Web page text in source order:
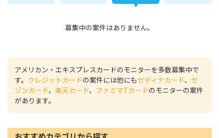
募集中の案件はありません。
アメリカン・エキスプレスカードのモニターを多数募集中で
す。 クレジットカードの案件には他にもセディナカード、 セ
ゾンカード、 楽天カード、 ファミマTカードのモニターの案件
があります。